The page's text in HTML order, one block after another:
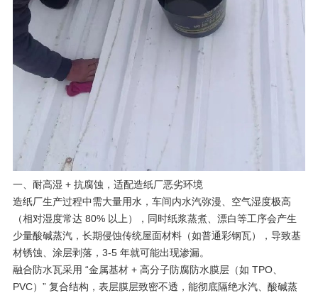
一、耐高湿 + 抗腐蚀，适配造纸厂恶劣环境
造纸厂生产过程中需大量用水，车间内水汽弥漫、空气湿度极高
（相对湿度常达 80% 以上），同时纸浆蒸煮、漂白等工序会产生
少量酸碱蒸汽，长期侵蚀传统屋面材料（如普通彩钢瓦），导致基
材锈蚀、涂层剥落，3-5 年就可能出现渗漏。
融合防水瓦采用 “金属基材 + 高分子防腐防水膜层（如 TPO、
PVC）” 复合结构，表层膜层致密不透，能彻底隔绝水汽、酸碱蒸